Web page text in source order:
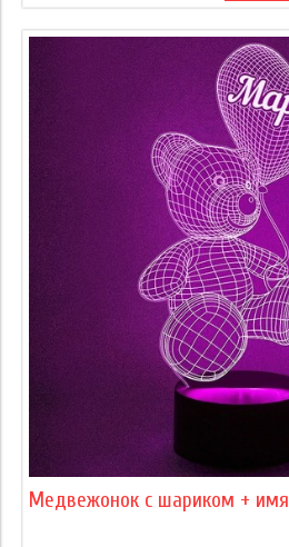
Медвежонок с шариком + имя